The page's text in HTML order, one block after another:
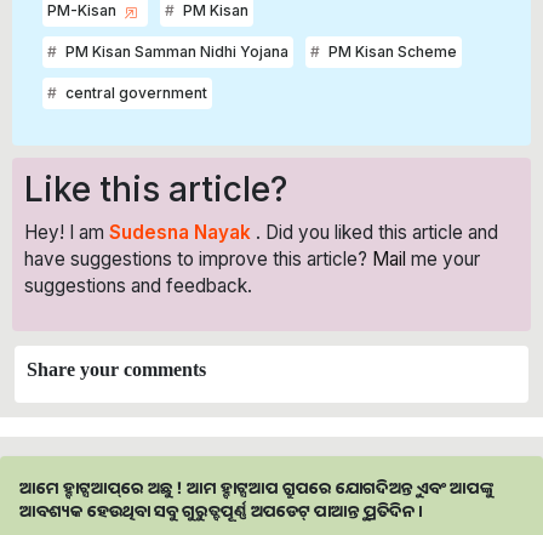
PM-Kisan PM Kisan
PM Kisan Samman Nidhi Yojana PM Kisan Scheme
central government
Like this article?
Hey! I am Sudesna Nayak . Did you liked this article and
have suggestions to improve this article? Mail me your
suggestions and feedback.
Share your comments
ଆମେ ହ୍ବାଟ୍ସଆପ୍‌ରେ ଅଛୁ ! ଆମ ହ୍ବାଟ୍ସଆପ ଗ୍ରୁପରେ ଯୋଗଦିଅନ୍ତୁ ଏବଂ ଆପଙ୍କୁ
ଆବଶ୍ୟକ ହେଉଥିବା ସବୁ ଗୁରୁତ୍ବପୂର୍ଣ୍ଣ ଅପଡେଟ୍‌ ପାଆନ୍ତୁ ପ୍ରତିଦିନ ।